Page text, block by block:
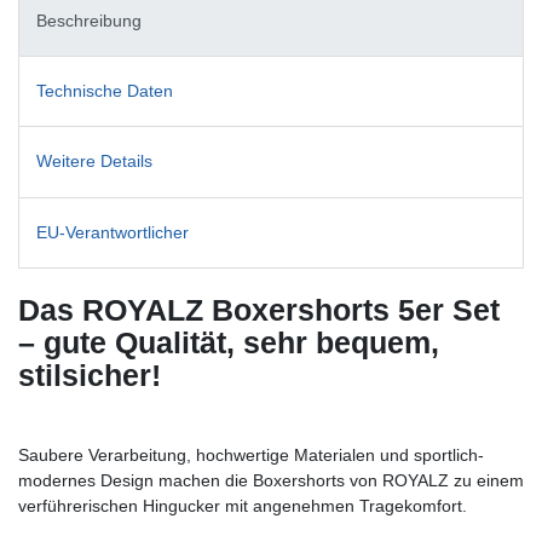
Beschreibung
Technische Daten
Weitere Details
EU-Verantwortlicher
Das ROYALZ Boxershorts 5er Set
– gute Qualität, sehr bequem,
stilsicher!
Saubere Verarbeitung, hochwertige Materialen und sportlich-
modernes Design machen die Boxershorts von ROYALZ zu einem
verführerischen Hingucker mit angenehmen Tragekomfort.